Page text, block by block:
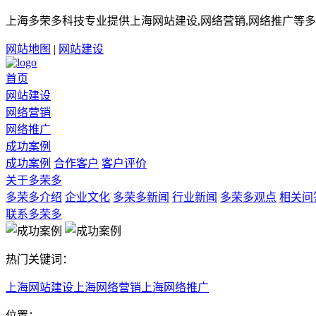
上海多荣多科技专业提供上海网站建设,网络营销,网络推广等
网站地图 | 网站建设
首页
网站建设
网络营销
网络推广
成功案例
成功案例 合作客户 客户评价
关于多荣多
多荣多介绍 企业文化 多荣多新闻 行业新闻 多荣多观点 相关问
联系多荣多
热门关键词：
上海网站建设 上海网络营销 上海网络推广